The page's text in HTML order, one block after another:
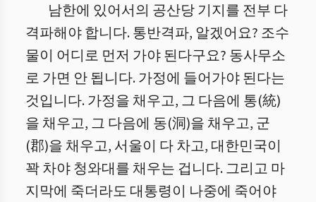
남한에 있어서의 공산당 기지를 전부 다
격파해야 합니다. 통반격파, 알겠어요? 조수
물이 어디로 먼저 가야 된다구요? 동사무소
로 가면 안 됩니다. 가정에 들어가야 된다는
것입니다. 가정을 채우고, 그 다음에 통(統)
을 채우고, 그 다음에 동(洞)을 채우고, 군
(郡)을 채우고, 서울이 다 차고, 대한민국이
꽉 차야 청와대를 채우는 겁니다. 그리고 마
지막에 죽더라도 대통령이 나중에 죽어야